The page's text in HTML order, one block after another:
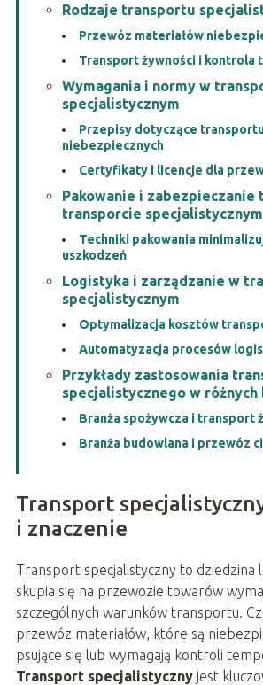
Rodzaje transportu
Przewóz materiałów
Transport żywności i kontrola
Wymagania i normy w
specjalistycznym
Przepisy dotyczące
niebezpiecznych
Certyfikaty i licencje dla
Pakowanie i zabezpieczanie
transporcie specjalistycznym
Techniki pakowania
uszkodzeń
Logistyka i zarządzanie w
specjalistycznym
Optymalizacja kosztów
Automatyzacja procesów
Przykłady zastosowania
specjalistycznego w różnych
Branża spożywcza i transport
Branża budowlana i przewóz
Transport
i znaczenie
Transport specjalistyczny to dziedzina
skupia się na przewozie towarów
szczególnych warunków transportu.
przewóz materiałów, które są
psujące się lub wymagają kontroli
Transport specjalistycznyjest